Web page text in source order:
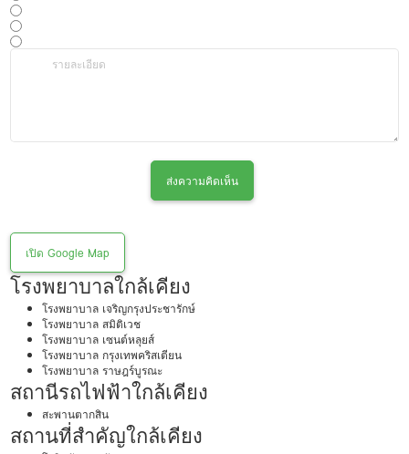
ส่งความคิดเห็น
เปิด Google Map
โรงพยาบาลใกล้เคียง
โรงพยาบาล เจริญกรุงประชารักษ์
โรงพยาบาล สมิติเวช
โรงพยาบาล เซนต์หลุยส์
โรงพยาบาล กรุงเทพคริสเตียน
โรงพยาบาล ราษฎร์บูรณะ
สถานีรถไฟฟ้าใกล้เคียง
สะพานตากสิน
สถานที่สำคัญใกล้เคียง